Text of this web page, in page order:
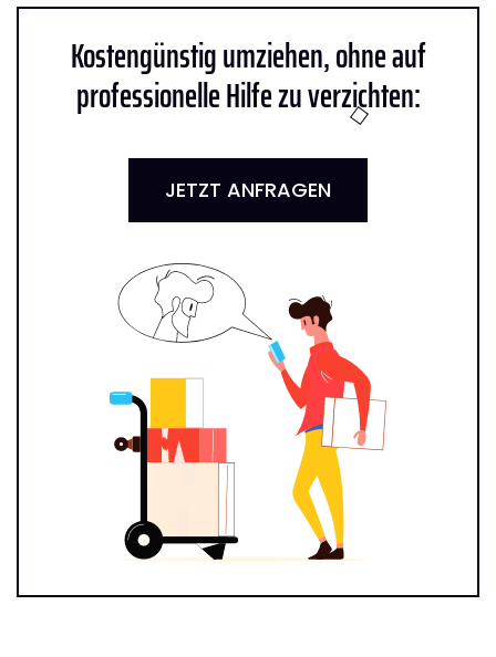
Kostengünstig umziehen, ohne auf
professionelle Hilfe zu verzichten:
JETZT ANFRAGEN